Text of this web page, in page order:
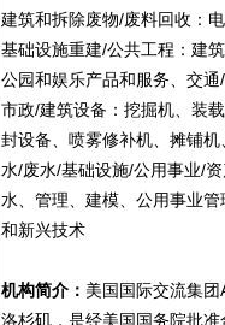
建筑和拆除废物/废料回收：
基础设施重建/公共工程：建
公园和娱乐产品和服务、交
市政/建筑设备：挖掘机、装
封设备、喷雾修补机、摊铺
水/废水/基础设施/公用事业/
水、管理、建模、公用事业
和新兴技术
机构简介： 美国国际交流集
洛杉矶，是经美国国务院批